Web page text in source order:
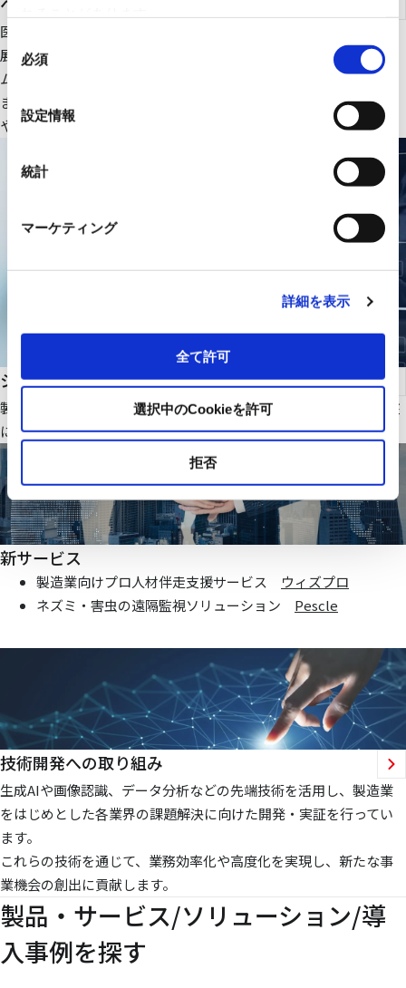
同
意
の
選
択
必須
設定情報
統計
マーケティング
詳細を表示
全て許可
選択中のCookieを許可
拒否
医療ＩＴ・ＤＸ関連のＩＴ機器、大型医療機器周辺設備を中心に
展開。さらにＲＹＯＤＥＮオリジナルの医療画像一元管理システ
ムの販売をはじめ、医療機関の様々な課題解決に貢献します。
また、幅広いパートナーシップで、最適な医療ITソリューション
や機器・設備を提供します。
システムインテグレーション
製造業・ファシリティ分野で当社オリジナルのIoTシステムを基盤
にお客様価値向上に貢献する仕組みを提供いたします
新サービス
製造業向けプロ人材伴走支援サービス ウィズプロ
ネズミ・害虫の遠隔監視ソリューション Pescle
技術開発への取り組み
生成AIや画像認識、データ分析などの先端技術を活用し、製造業
をはじめとした各業界の課題解決に向けた開発・実証を行ってい
ます。
これらの技術を通じて、業務効率化や高度化を実現し、新たな事
業機会の創出に貢献します。
製品・サービス/ソリューション/導
入事例を探す